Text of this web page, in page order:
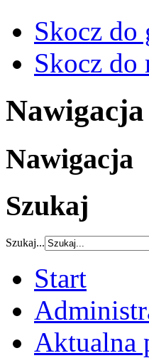
Skocz do
Skocz do
Nawigacja
Szukaj
Szukaj...
Start
Aktualna